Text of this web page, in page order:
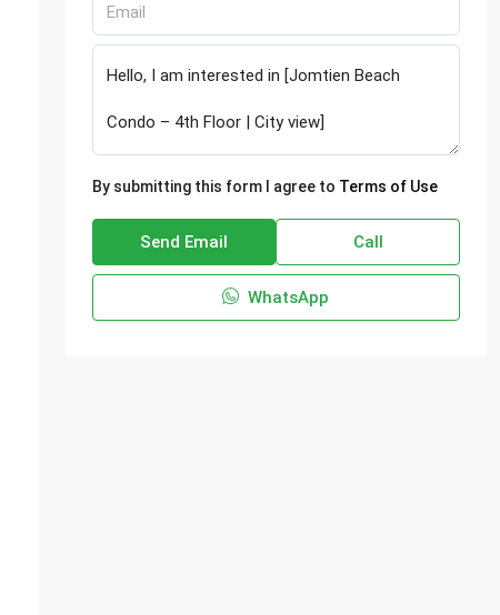
By submitting this form I agree to Terms of Use
Send Email Call
WhatsApp